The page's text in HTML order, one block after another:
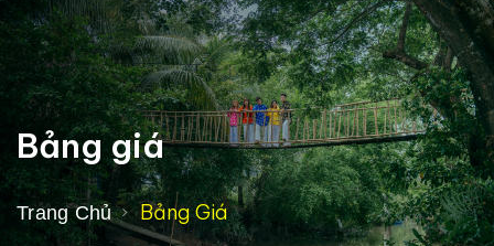
Bảng giá
Trang Chủ Bảng Giá